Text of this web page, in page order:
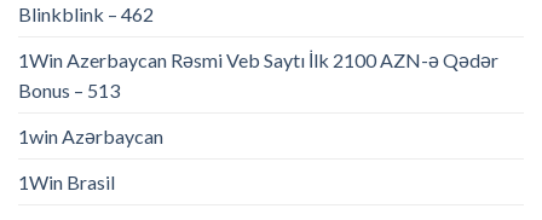
Blinkblink – 462
1Win Azerbaycan Rəsmi Veb Saytı İlk 2100 AZN-ə Qədər
Bonus – 513
1win Azərbaycan
1Win Brasil